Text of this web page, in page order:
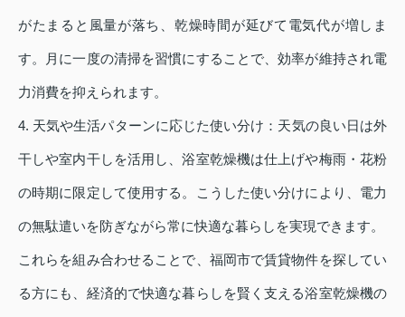
がたまると風量が落ち、乾燥時間が延びて電気代が増しま
す。月に一度の清掃を習慣にすることで、効率が維持され電
力消費を抑えられます。
4. 天気や生活パターンに応じた使い分け：天気の良い日は外
干しや室内干しを活用し、浴室乾燥機は仕上げや梅雨・花粉
の時期に限定して使用する。こうした使い分けにより、電力
の無駄遣いを防ぎながら常に快適な暮らしを実現できます。
これらを組み合わせることで、福岡市で賃貸物件を探してい
る方にも、経済的で快適な暮らしを賢く支える浴室乾燥機の